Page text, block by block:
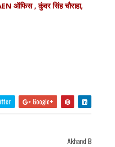
ऑफिस , कुंवर सिंह चौराहा,
Google+
Akhand Bharat Samachar Welcomes